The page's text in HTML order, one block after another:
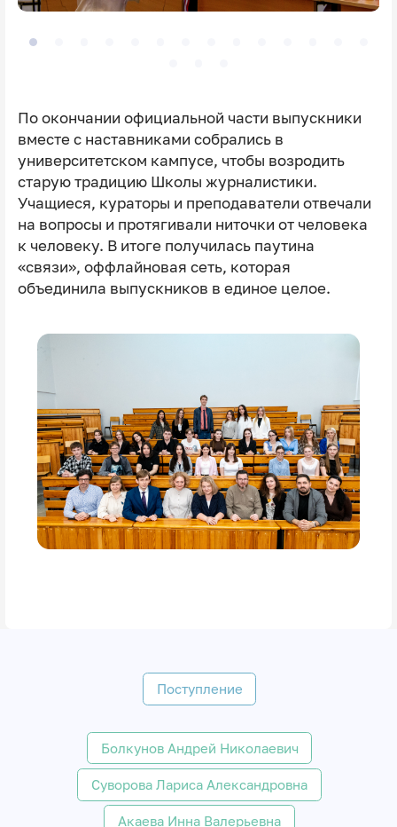
По окончании официальной части выпускники
вместе с наставниками собрались в
университетском кампусе, чтобы возродить
старую традицию Школы журналистики.
Учащиеся, кураторы и преподаватели отвечали
на вопросы и протягивали ниточки от человека
к человеку. В итоге получилась паутина
«связи», оффлайновая сеть, которая
объединила выпускников в единое целое.
Поступление
Болкунов Андрей Николаевич
Суворова Лариса Александровна
Акаева Инна Валерьевна